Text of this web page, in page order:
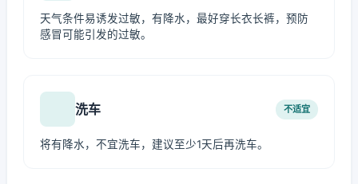
天气条件易诱发过敏，有降水，最好穿长衣长裤，预防
感冒可能引发的过敏。
洗车 不适宜
将有降水，不宜洗车，建议至少1天后再洗车。